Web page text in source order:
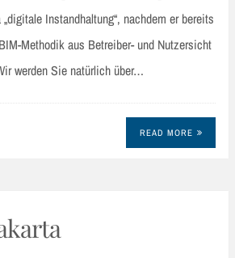
Instandhaltung“, nachdem er bereits
Methodik aus Betreiber- und Nutzersicht
werden Sie natürlich über…
READ MORE